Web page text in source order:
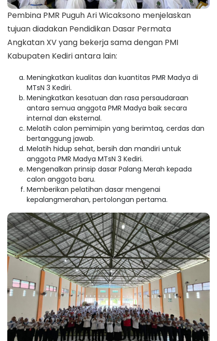
Pembina PMR Puguh Ari Wicaksono menjelaskan
tujuan diadakan Pendidikan Dasar Permata
Angkatan XV yang bekerja sama dengan PMI
Kabupaten Kediri antara lain:
Meningkatkan kualitas dan kuantitas PMR Madya di
MTsN 3 Kediri.
Meningkatkan kesatuan dan rasa persaudaraan
antara semua anggota PMR Madya baik secara
internal dan eksternal.
Melatih calon pemimipin yang berimtaq, cerdas dan
bertanggung jawab.
Melatih hidup sehat, bersih dan mandiri untuk
anggota PMR Madya MTsN 3 Kediri.
Mengenalkan prinsip dasar Palang Merah kepada
calon anggota baru.
Memberikan pelatihan dasar mengenai
kepalangmerahan, pertolongan pertama.